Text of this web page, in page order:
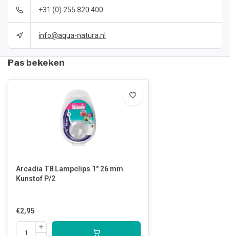
+31 (0) 255 820 400
info@aqua-natura.nl
Pas bekeken
Arcadia T8 Lampclips 1" 26 mm
Kunstof P/2
€2,95